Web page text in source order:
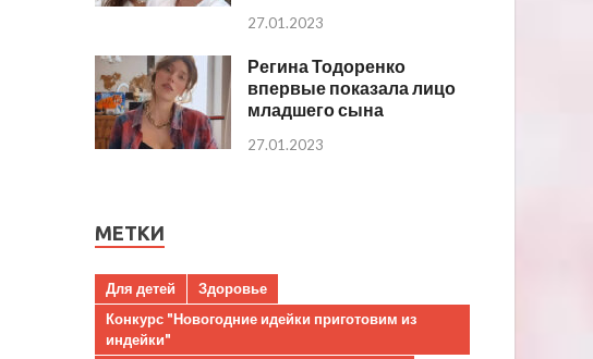
27.01.2023
Регина Тодоренко
впервые показала лицо
младшего сына
27.01.2023
МЕТКИ
Для детей
Здоровье
Конкурс "Новогодние идейки приготовим из
индейки"